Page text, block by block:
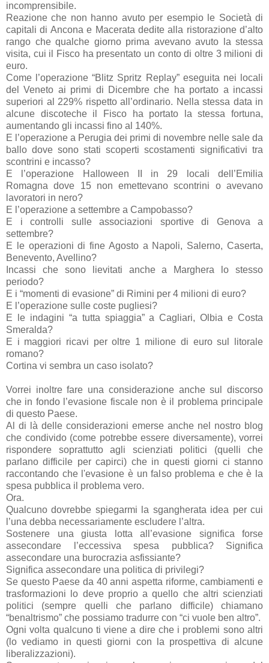
incomprensibile.
Reazione che non hanno avuto per esempio le Società di
capitali di Ancona e Macerata dedite alla ristorazione d’alto
rango che qualche giorno prima avevano avuto la stessa
visita, cui il Fisco ha presentato un conto di oltre 3 milioni di
euro.
Come l’operazione “Blitz Spritz Replay” eseguita nei locali
del Veneto ai primi di Dicembre che ha portato a incassi
superiori al 229% rispetto all’ordinario. Nella stessa data in
alcune discoteche il Fisco ha portato la stessa fortuna,
aumentando gli incassi fino al 140%.
E l’operazione a Perugia dei primi di novembre nelle sale da
ballo dove sono stati scoperti scostamenti significativi tra
scontrini e incasso?
E l’operazione Halloween II in 29 locali dell’Emilia
Romagna dove 15 non emettevano scontrini o avevano
lavoratori in nero?
E l’operazione a settembre a Campobasso?
E i controlli sulle associazioni sportive di Genova a
settembre?
E le operazioni di fine Agosto a Napoli, Salerno, Caserta,
Benevento, Avellino?
Incassi che sono lievitati anche a Marghera lo stesso
periodo?
E i “momenti di evasione” di Rimini per 4 milioni di euro?
E l’operazione sulle coste pugliesi?
E le indagini “a tutta spiaggia” a Cagliari, Olbia e Costa
Smeralda?
E i maggiori ricavi per oltre 1 milione di euro sul litorale
romano?
Cortina vi sembra un caso isolato?
Vorrei inoltre fare una considerazione anche sul discorso
che in fondo l’evasione fiscale non è il problema principale
di questo Paese.
Al di là delle considerazioni emerse anche nel nostro blog
che condivido (come potrebbe essere diversamente), vorrei
rispondere soprattutto agli scienziati politici (quelli che
parlano difficile per capirci) che in questi giorni ci stanno
raccontando che l'evasione è un falso problema e che è la
spesa pubblica il problema vero.
Ora.
Qualcuno dovrebbe spiegarmi la sgangherata idea per cui
l’una debba necessariamente escludere l’altra.
Sostenere una giusta lotta all’evasione significa forse
assecondare l’eccessiva spesa pubblica? Significa
assecondare una burocrazia asfissiante?
Significa assecondare una politica di privilegi?
Se questo Paese da 40 anni aspetta riforme, cambiamenti e
trasformazioni lo deve proprio a quello che altri scienziati
politici (sempre quelli che parlano difficile) chiamano
“benaltrismo” che possiamo tradurre con “ci vuole ben altro”.
Ogni volta qualcuno ti viene a dire che i problemi sono altri
(lo vediamo in questi giorni con la prospettiva di alcune
liberalizzazioni).